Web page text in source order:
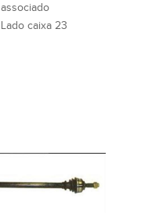
caixa 23